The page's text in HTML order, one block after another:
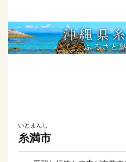
いとまんし
糸満市